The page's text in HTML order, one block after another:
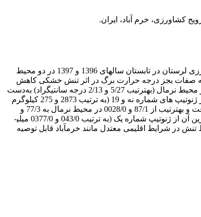
کشاورزی، خرم آباد، ایران.
L.) به تنش خشکی در کشت دوم، آزمایشی در مرکز تحقیقات کشاورزی لرستان در تابستان سال­های 1396 و 1397 در دو محیط
نشان داد که کلیه صفات ب­جز درجه حرارت برگ در اثر تنش خشکی کاهش
یافتند. مقایسۀ میانگین نشان داد که بیشترین درجه حرارت برگ از ژنوتیپ شماره نه در محیط تنش و کمترین آن از ژنوتیپ­ های شماره چهار و 15 در محیط نرمال (به­ترتیب 5/27 و 2/13 درجه سانتی­گراد) به‌دست
آمد. بیشترین و کمترین عملکرد دانه در محیط نرمال در ژنوتیپ­ های شماره هفت و 19 (به­ ترتیب 4894 و 2120 کیلوگرم در هکتار) و در محیط تنش در ژنوتیپ­ های شماره نه و 19 (به­ ترتیب 2873 و 275 کیلوگرم
در هکتار) مشاهده شد. نتایج خصوصیات بیوشیمیایی اندام هوایی نشان داد که میزان قندهای محلول غیر ساختاری و پرولین با اعمال تنش افزایش یافت و به­ترتیب از 87/1 و 0028/0 در محیط نرمال به 77/3 و
0054/0 میلی­گرم بر گرم وزن تازه در محیط تنش افزایش یافت. در میان ژنوتیپ­ ها، بیشترین میزان پرولین اندام هوائی از ژنوتیپ شماره چهار و کمترین آن از ژنوتیپ شماره یک (به ­ترتیب 043/0 و 0377/0 میلی­
در شرایط اقلیمی معتدل مانند خرم­آباد قابل توصیه